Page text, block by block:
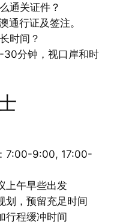
通关证件？
通行证及签注。
时间？
30分钟，视口岸和时
7:00-9:00, 17:00-
上午早些出发
划，预留充足时间
行程缓冲时间